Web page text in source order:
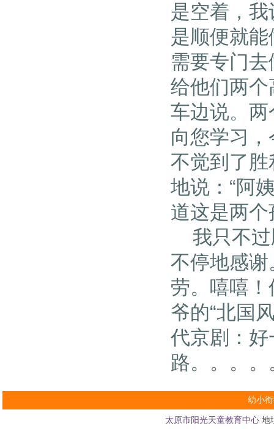
是空着，
是顺便就
需要专门
给他们两
车边说。两
向您学习
不觉到了
地说：“阿
道这是两
我只不过
不停地感
劳。嘻嘻
爷的“北国
代京剧：
路。。。。
幼小
太原市阳光天童教育中心地